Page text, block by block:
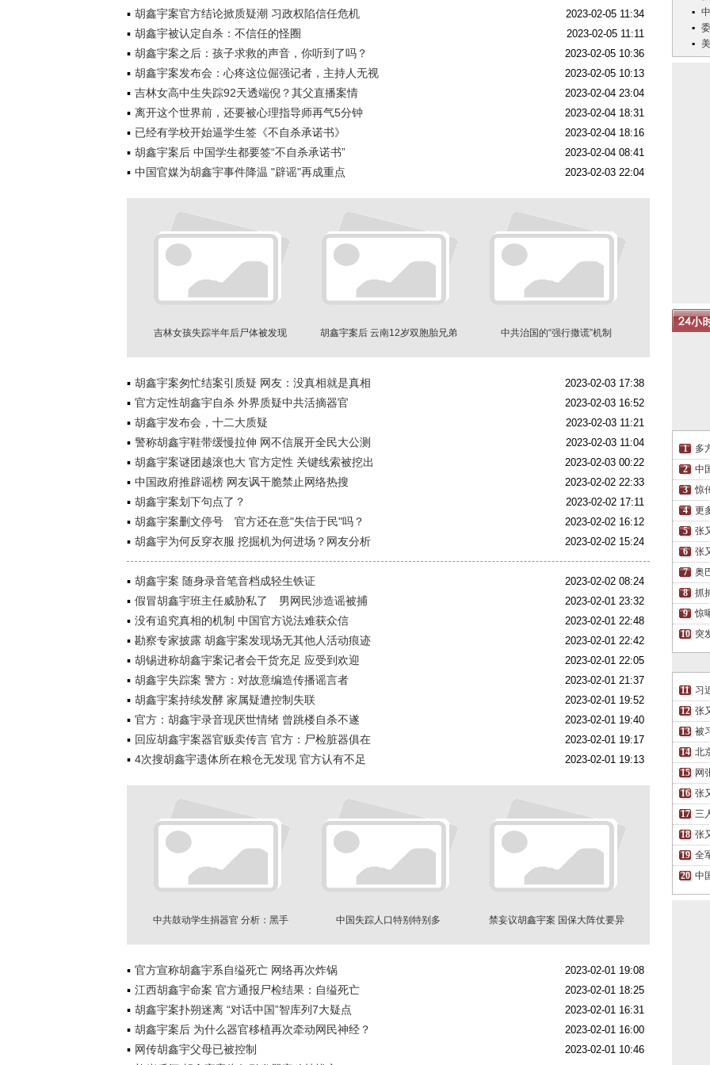
胡鑫宇案官方结论掀质疑潮 习政权陷信任危机 2023-02-05 11:34
胡鑫宇被认定自杀：不信任的怪圈 2023-02-05 11:11
胡鑫宇案之后：孩子求救的声音，你听到了吗？ 2023-02-05 10:36
胡鑫宇案发布会：心疼这位倔强记者，主持人无视 2023-02-05 10:13
吉林女高中生失踪92天透端倪？其父直播案情 2023-02-04 23:04
离开这个世界前，还要被心理指导师再气5分钟 2023-02-04 18:31
已经有学校开始逼学生签《不自杀承诺书》 2023-02-04 18:16
胡鑫宇案后 中国学生都要签“不自杀承诺书” 2023-02-04 08:41
中国官媒为胡鑫宇事件降温 "辟谣"再成重点 2023-02-03 22:04
吉林女孩失踪半年后尸体被发现
胡鑫宇案后 云南12岁双胞胎兄弟
中共治国的“强行撒谎”机制
胡鑫宇案匆忙结案引质疑 网友：没真相就是真相 2023-02-03 17:38
官方定性胡鑫宇自杀 外界质疑中共活摘器官 2023-02-03 16:52
胡鑫宇发布会，十二大质疑 2023-02-03 11:21
警称胡鑫宇鞋带缓慢拉伸 网不信展开全民大公测 2023-02-03 11:04
胡鑫宇案谜团越滚也大 官方定性 关键线索被挖出 2023-02-03 00:22
中国政府推辟谣榜 网友讽干脆禁止网络热搜 2023-02-02 22:33
胡鑫宇案划下句点了？ 2023-02-02 17:11
胡鑫宇案删文停号 官方还在意"失信于民"吗？ 2023-02-02 16:12
胡鑫宇为何反穿衣服 挖掘机为何进场？网友分析 2023-02-02 15:24
胡鑫宇案 随身录音笔音档成轻生铁证 2023-02-02 08:24
假冒胡鑫宇班主任威胁私了 男网民涉造谣被捕 2023-02-01 23:32
没有追究真相的机制 中国官方说法难获众信 2023-02-01 22:48
勘察专家披露 胡鑫宇案发现场无其他人活动痕迹 2023-02-01 22:42
胡锡进称胡鑫宇案记者会干货充足 应受到欢迎 2023-02-01 22:05
胡鑫宇失踪案 警方：对故意编造传播谣言者 2023-02-01 21:37
胡鑫宇案持续发酵 家属疑遭控制失联 2023-02-01 19:52
官方：胡鑫宇录音现厌世情绪 曾跳楼自杀不遂 2023-02-01 19:40
回应胡鑫宇案器官贩卖传言 官方：尸检脏器俱在 2023-02-01 19:17
4次搜胡鑫宇遗体所在粮仓无发现 官方认有不足 2023-02-01 19:13
中共鼓动学生捐器官 分析：黑手
中国失踪人口特别特别多
禁妄议胡鑫宇案 国保大阵仗要异
官方宣称胡鑫宇系自缢死亡 网络再次炸锅 2023-02-01 19:08
江西胡鑫宇命案 官方通报尸检结果：自缢死亡 2023-02-01 18:25
胡鑫宇案扑朔迷离 “对话中国”智库列7大疑点 2023-02-01 16:31
胡鑫宇案后 为什么器官移植再次牵动网民神经？ 2023-02-01 16:00
网传胡鑫宇父母已被控制 2023-02-01 10:46
多
中
惊
更
张
张
奥
抓
惊
突
习
张
被
北
网
张
三
张
全
中